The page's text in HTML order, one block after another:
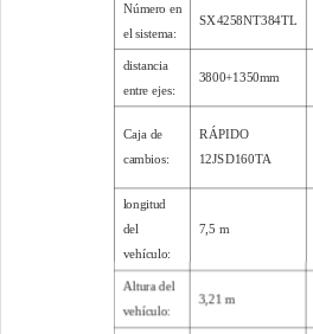
Número en
el sistema:
SX4258NT384TL
distancia
entre ejes:
3800+1350mm
Caja de
cambios:
RÁPIDO
12JSD160TA
longitud
del
vehículo:
7,5 m
Altura del
vehículo:
3,21 m